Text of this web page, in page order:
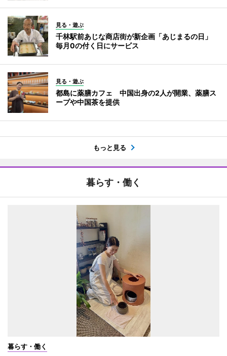
見る・遊ぶ
千林駅前あじな商店街が新企画「あじまるの日」
毎月0の付く日にサービス
見る・遊ぶ
都島に薬膳カフェ 中国出身の2人が開業、薬膳ス
ープや中国茶を提供
もっと見る
暮らす・働く
暮らす・働く